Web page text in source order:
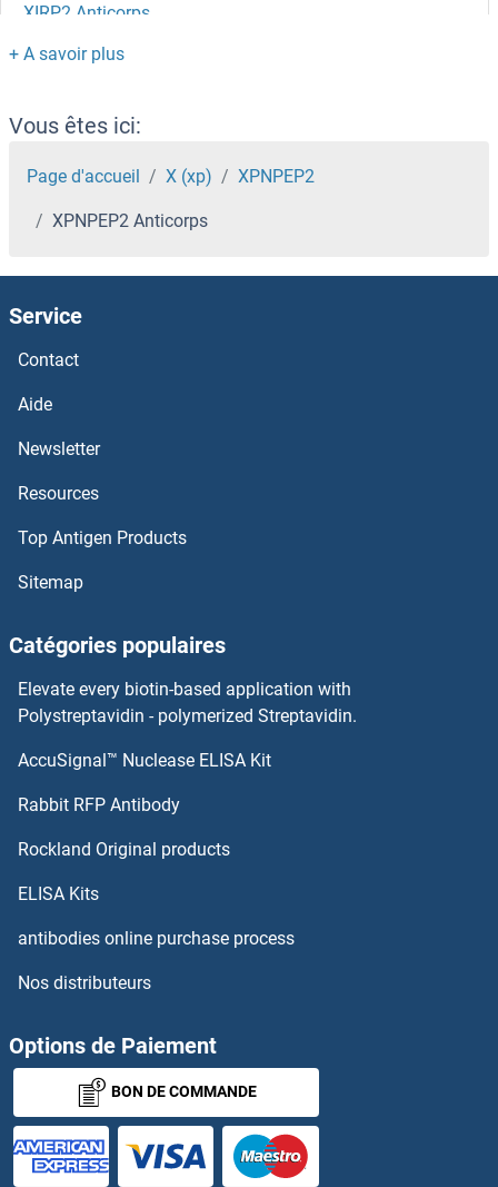
XIRP2 Anticorps
XIRP1 Anticorps
XIAP Anticorps
XCR1 Anticorps
XCL2 Anticorps
Xanthine Dehydrogenase Anticorps
XAGE2 Anticorps
XAGE1D Anticorps
XAB2 Anticorps
XPNPEP3 Anticorps
XPO4 Anticorps
XPO5 Anticorps
XPOT Anticorps
xpr1 Anticorps
XRCC1 Anticorps
XRCC2 Anticorps
Vous êtes ici:
Page d'accueil X (xp) XPNPEP2
XPNPEP2 Anticorps
Service
Contact
Aide
Newsletter
Resources
Top Antigen Products
Sitemap
Catégories populaires
Elevate every biotin-based application with
Polystreptavidin - polymerized Streptavidin.
AccuSignal™ Nuclease ELISA Kit
Rabbit RFP Antibody
Rockland Original products
ELISA Kits
antibodies online purchase process
Nos distributeurs
Options de Paiement
BON DE COMMANDE